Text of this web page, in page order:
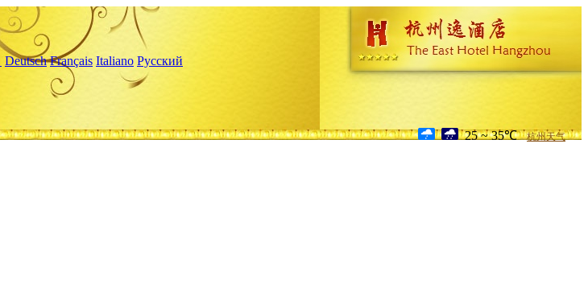
Deutsch Français Italiano Русский
25 ~ 35℃ 杭州天气